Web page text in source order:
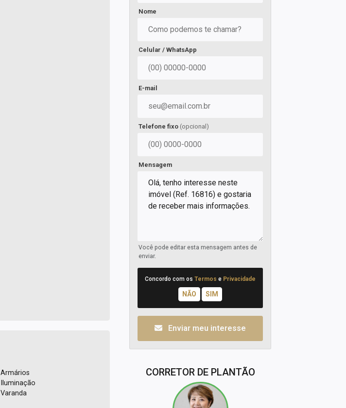
Armários
Iluminação
Varanda
Nome
Celular / WhatsApp
E-mail
Telefone fixo (opcional)
Mensagem
Você pode editar esta mensagem antes de
enviar.
Concordo com os Termos e Privacidade
Enviar meu interesse
CORRETOR DE PLANTÃO